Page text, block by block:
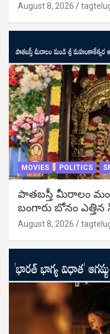
August 8, 2026
MOVIES POLITICS
పాతబస్తీ మీరాలం
బంగారు బోనం
August 8, 2026